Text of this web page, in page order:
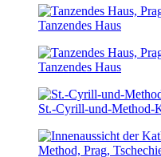
Tanzendes Haus
Tanzendes Haus
St.-Cyrill-und-Method-